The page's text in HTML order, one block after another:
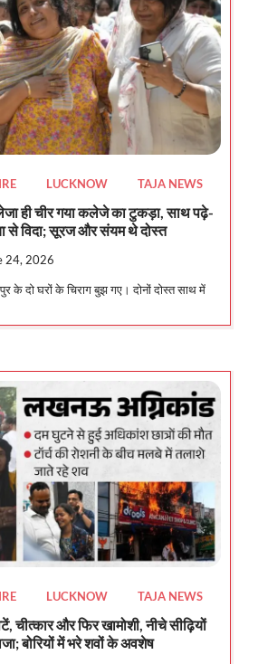
LUCKNOW TAJA NEWS
ही चीर गया कलेजे का टुकड़ा, साथ पढ़े-
से विदा; सूरज और संयम थे दोस्त
24, 2026
के दो घरों के चिराग बुझ गए। दोनों दोस्त साथ में
LUCKNOW TAJA NEWS
और फिर खामोशी, नीचे सीढ़ियों
बोरियों में भरे शवों के अवशेष